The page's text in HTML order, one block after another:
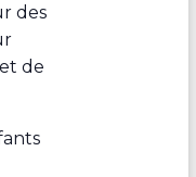
des
de